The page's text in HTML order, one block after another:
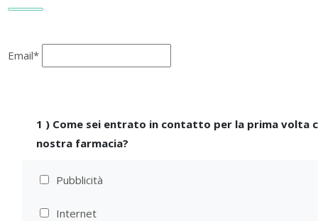
Email*
1 ) Come sei entrato in contatto per la prima volta
nostra farmacia?
Pubblicità
Internet